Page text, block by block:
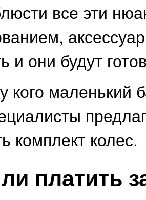
все эти
и они будут
кого маленький
комплект колес.
платить